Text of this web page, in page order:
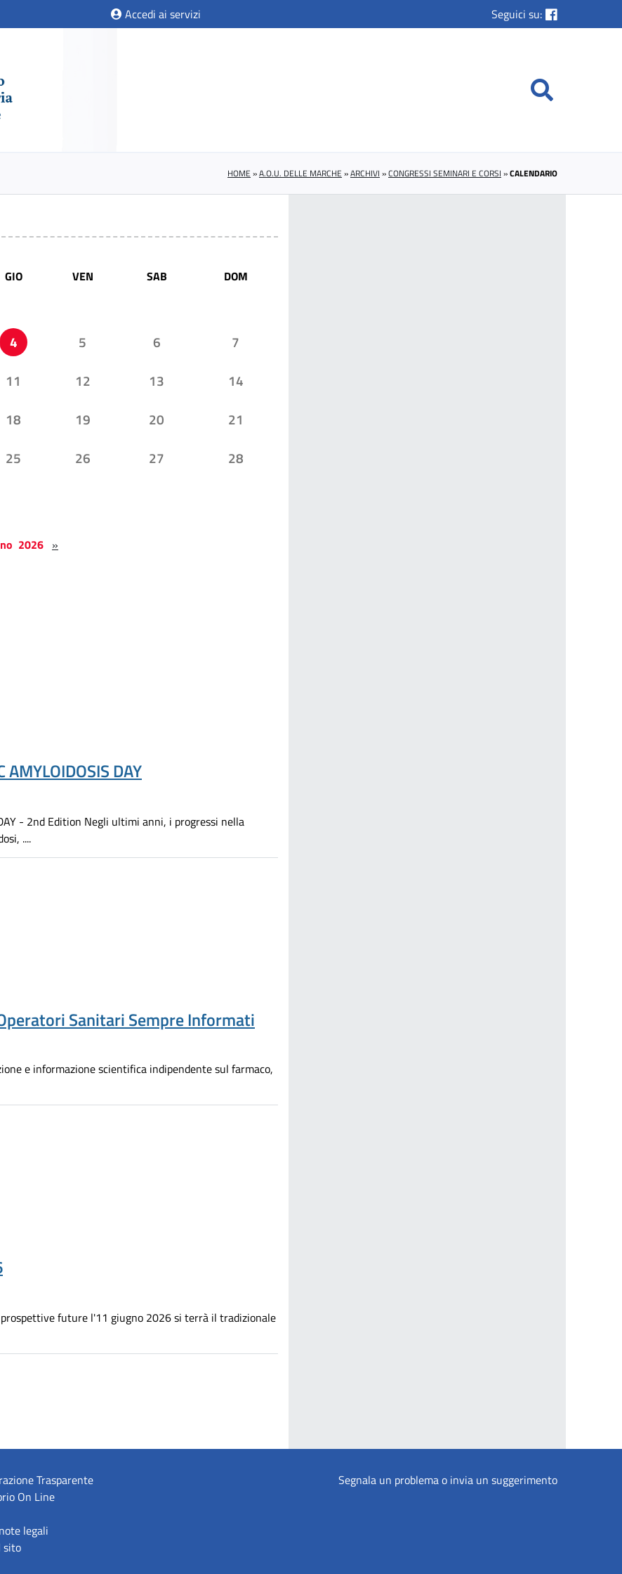
Accedi ai servizi Seguici su:
HOME »A.O.U. DELLE MARCHE »ARCHIVI »CONGRESSI SEMINARI E CORSI »CALENDARIO
GIO VEN SAB DOM
4 5 6
7
11 12 13
14
18 19 20
21
25 26 27
28
2026 »
AMYLOIDOSIS DAY
DAY - 2nd Edition Negli ultimi anni, i progressi nella
....
Sanitari Sempre Informati
e informazione scientifica indipendente sul farmaco,
future l'11 giugno 2026 si terrà il tradizionale
Trasparente
On Line
legali
sito
Segnala un problema o invia un suggerimento